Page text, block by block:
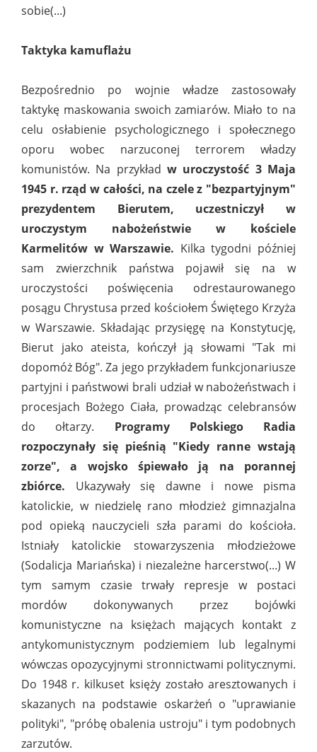
sobie(...)
Taktyka kamuflażu
Bezpośrednio po wojnie władze zastosowały
taktykę maskowania swoich zamiarów. Miało to na
celu osłabienie psychologicznego i społecznego
oporu wobec narzuconej terrorem władzy
komunistów. Na przykład w uroczystość 3 Maja
1945 r. rząd w całości, na czele z "bezpartyjnym"
prezydentem Bierutem, uczestniczył w
uroczystym nabożeństwie w kościele
Karmelitów w Warszawie. Kilka tygodni później
sam zwierzchnik państwa pojawił się na w
uroczystości poświęcenia odrestaurowanego
posągu Chrystusa przed kościołem Świętego Krzyża
w Warszawie. Składając przysięgę na Konstytucję,
Bierut jako ateista, kończył ją słowami "Tak mi
dopomóż Bóg". Za jego przykładem funkcjonariusze
partyjni i państwowi brali udział w nabożeństwach i
procesjach Bożego Ciała, prowadząc celebransów
do ołtarzy. Programy Polskiego Radia
rozpoczynały się pieśnią "Kiedy ranne wstają
zorze", a wojsko śpiewało ją na porannej
zbiórce. Ukazywały się dawne i nowe pisma
katolickie, w niedzielę rano młodzież gimnazjalna
pod opieką nauczycieli szła parami do kościoła.
Istniały katolickie stowarzyszenia młodzieżowe
(Sodalicja Mariańska) i niezależne harcerstwo(...) W
tym samym czasie trwały represje w postaci
mordów dokonywanych przez bojówki
komunistyczne na księżach mających kontakt z
antykomunistycznym podziemiem lub legalnymi
wówczas opozycyjnymi stronnictwami politycznymi.
Do 1948 r. kilkuset księży zostało aresztowanych i
skazanych na podstawie oskarżeń o "uprawianie
polityki", "próbę obalenia ustroju" i tym podobnych
zarzutów.